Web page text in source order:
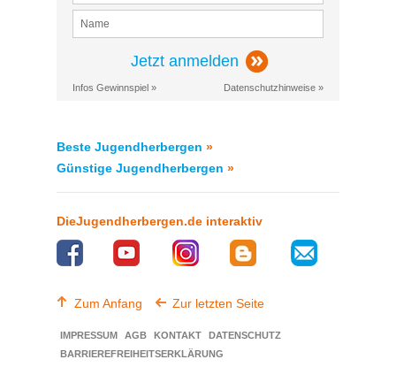
Jetzt anmelden
Infos Gewinnspiel » Datenschutzhinweise »
Beste Jugendherbergen »
Günstige Jugendherbergen »
DieJugendherbergen.de interaktiv
Zum Anfang Zur letzten Seite
IMPRESSUM AGB KONTAKT
DATENSCHUTZ
BARRIEREFREIHEITSERKLÄRUNG